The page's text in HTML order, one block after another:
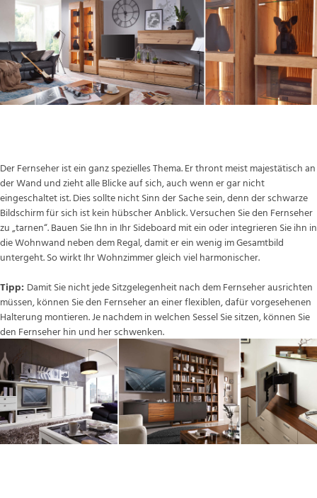
Der Fernseher ist ein ganz spezielles Thema. Er thront meist majestätisch an
der Wand und zieht alle Blicke auf sich, auch wenn er gar nicht
eingeschaltet ist. Dies sollte nicht Sinn der Sache sein, denn der schwarze
Bildschirm für sich ist kein hübscher Anblick. Versuchen Sie den Fernseher
zu „tarnen“. Bauen Sie Ihn in Ihr Sideboard mit ein oder integrieren Sie ihn in
die Wohnwand neben dem Regal, damit er ein wenig im Gesamtbild
untergeht. So wirkt Ihr Wohnzimmer gleich viel harmonischer.
Tipp: Damit Sie nicht jede Sitzgelegenheit nach dem Fernseher ausrichten
müssen, können Sie den Fernseher an einer flexiblen, dafür vorgesehenen
Halterung montieren. Je nachdem in welchen Sessel Sie sitzen, können Sie
den Fernseher hin und her schwenken.